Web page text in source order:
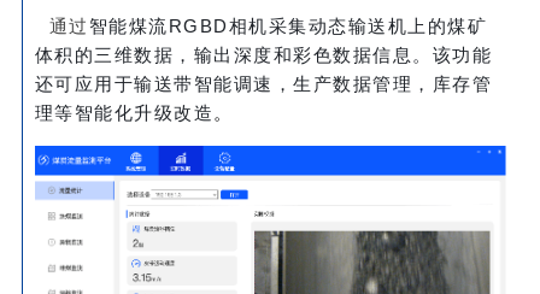
通过 智能煤流RGBD相机采集动态输送机上的煤矿
体积的三维数据，输出深度和彩色数据信息。该功能
还可应用于输送带智能调速，生产数据管理，库存管
理等智能化升级改造。